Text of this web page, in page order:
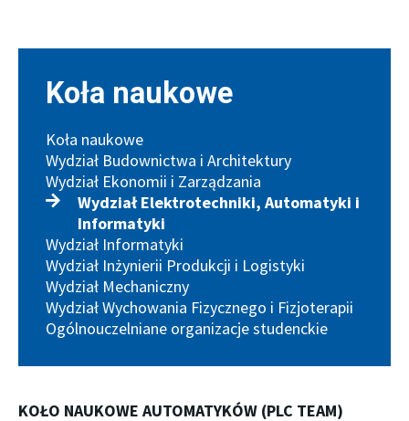
KOŁO NAUKOWE AUTOMATYKÓW (PLC TEAM)
Koła naukowe
Koła naukowe
Wydział Budownictwa i Architektury
Wydział Ekonomii i Zarządzania
Wydział Elektrotechniki, Automatyki i
Informatyki
Wydział Informatyki
Wydział Inżynierii Produkcji i Logistyki
Wydział Mechaniczny
Wydział Wychowania Fizycznego i Fizjoterapii
Ogólnouczelniane organizacje studenckie